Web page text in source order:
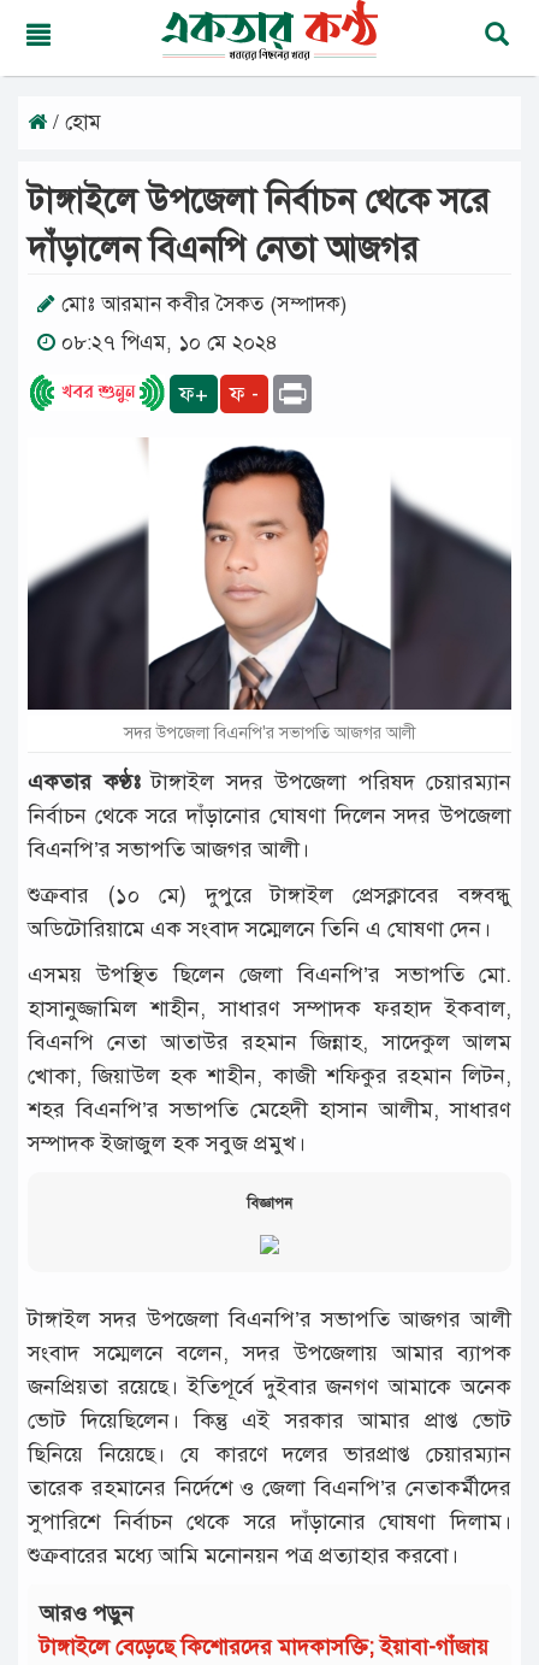
রবিবার,
অগাস্ট
২০২৬
শ্রাবণ
বঙ্গাব্দ
মূলপাতা
জাতীয়
টাঙ্গাইল
আন্তর্জাতিক
অপরাধ
বিনোদন
খেলাধুলা
চাকরি
স্টাইল
অন্যান্য
/ হোম
টাঙ্গাইলে উপজেলা নির্বাচন থেকে সরে
দাঁড়ালেন বিএনপি নেতা আজগর
মোঃ আরমান কবীর সৈকত (সম্পাদক)
০৮:২৭ পিএম, ১০ মে ২০২৪
ফ+ ফ -
সদর উপজেলা বিএনপি'র সভাপতি আজগর আলী
একতার কণ্ঠঃটাঙ্গাইল সদর উপজেলা পরিষদ চেয়ারম্যান
নির্বাচন থেকে সরে দাঁড়ানোর ঘোষণা দিলেন সদর উপজেলা
বিএনপি’র সভাপতি আজগর আলী।
শুক্রবার (১০ মে) দুপুরে টাঙ্গাইল প্রেসক্লাবের বঙ্গবন্ধু
অডিটোরিয়ামে এক সংবাদ সম্মেলনে তিনি এ ঘোষণা দেন।
এসময় উপস্থিত ছিলেন জেলা বিএনপি’র সভাপতি মো.
হাসানুজ্জামিল শাহীন, সাধারণ সম্পাদক ফরহাদ ইকবাল,
বিএনপি নেতা আতাউর রহমান জিন্নাহ, সাদেকুল আলম
খোকা, জিয়াউল হক শাহীন, কাজী শফিকুর রহমান লিটন,
শহর বিএনপি’র সভাপতি মেহেদী হাসান আলীম, সাধারণ
সম্পাদক ইজাজুল হক সবুজ প্রমুখ।
বিজ্ঞাপন
টাঙ্গাইল সদর উপজেলা বিএনপি’র সভাপতি আজগর আলী
সংবাদ সম্মেলনে বলেন, সদর উপজেলায় আমার ব্যাপক
জনপ্রিয়তা রয়েছে। ইতিপূর্বে দুইবার জনগণ আমাকে অনেক
ভোট দিয়েছিলেন। কিন্তু এই সরকার আমার প্রাপ্ত ভোট
ছিনিয়ে নিয়েছে। যে কারণে দলের ভারপ্রাপ্ত চেয়ারম্যান
তারেক রহমানের নির্দেশে ও জেলা বিএনপি’র নেতাকর্মীদের
সুপারিশে নির্বাচন থেকে সরে দাঁড়ানোর ঘোষণা দিলাম।
শুক্রবারের মধ্যে আমি মনোনয়ন পত্র প্রত্যাহার করবো।
আরও পড়ুন
টাঙ্গাইলে বেড়েছে কিশোরদের মাদকাসক্তি; ইয়াবা-গাঁজায়